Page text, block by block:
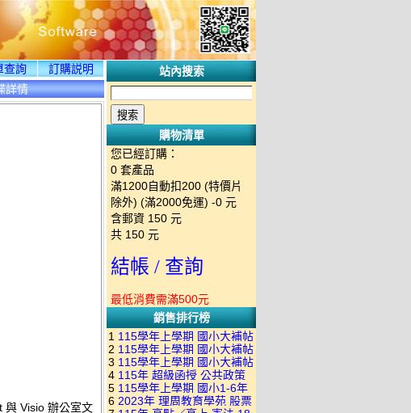
查詢
訂購説明
詳情
與 Visio 辦公室文
站內搜索
購物清單
您已經訂購：
0 套產品
滿1200自動扣200 (特價片
除外) (滿2000免運) -0 元
含郵資 150 元
共 150 元
結帳 / 查詢
最低消費需滿500元
銷售排行榜
1 115學年上學期 國小大補帖
南一版 國語+數學+社會+生活
+自然 1-6年級 教學光碟DVD
版(3DVD)
2 115學年上學期 國小大補帖
康軒版 國語+數學+社會+生活
+自然 1-6年級 教學光碟DVD
版(3DVD)
3 115學年上學期 國小大補帖
翰林版 國語+數學+社會+生活
+自然 1-6年級 教學光碟DVD
4 115年 超級函授 公共政策
22堂課+總複習 張楚老師 含
PDF講義 函授DVD(9DVD)
5 115學年上學期 國小1-6年
級 習作解答(含康軒.南一.翰林
6 2023年 理周教育學苑 股票